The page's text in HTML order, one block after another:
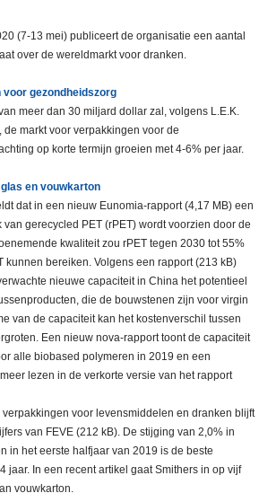
(7-13 mei) publiceert de organisatie een aantal
over de wereldmarkt voor dranken.
gezondheidszorg
meer dan 30 miljard dollar zal, volgens L.E.K.
markt voor verpakkingen voor de
op korte termijn groeien met 4-6% per jaar.
en vouwkarton
dat in een nieuw Eunomia-rapport (4,17 MB) een
gerecycled PET (rPET) wordt voorzien door de
kwaliteit zou rPET tegen 2030 tot 55%
kunnen bereiken. Volgens een rapport (213 kB)
nieuwe capaciteit in China het potentieel
die de bouwstenen zijn voor virgin
van de capaciteit kan het kostenverschil tussen
Een nieuw nova-rapport toont de capaciteit
alle biobased polymeren in 2019 en een
lezen in de verkorte versie van het rapport
voor levensmiddelen en dranken blijft
van FEVE (212 kB). De stijging van 2,0% in
in het eerste halfjaar van 2019 is de beste
jaar. In een recent artikel gaat Smithers in op vijf
vouwkarton.